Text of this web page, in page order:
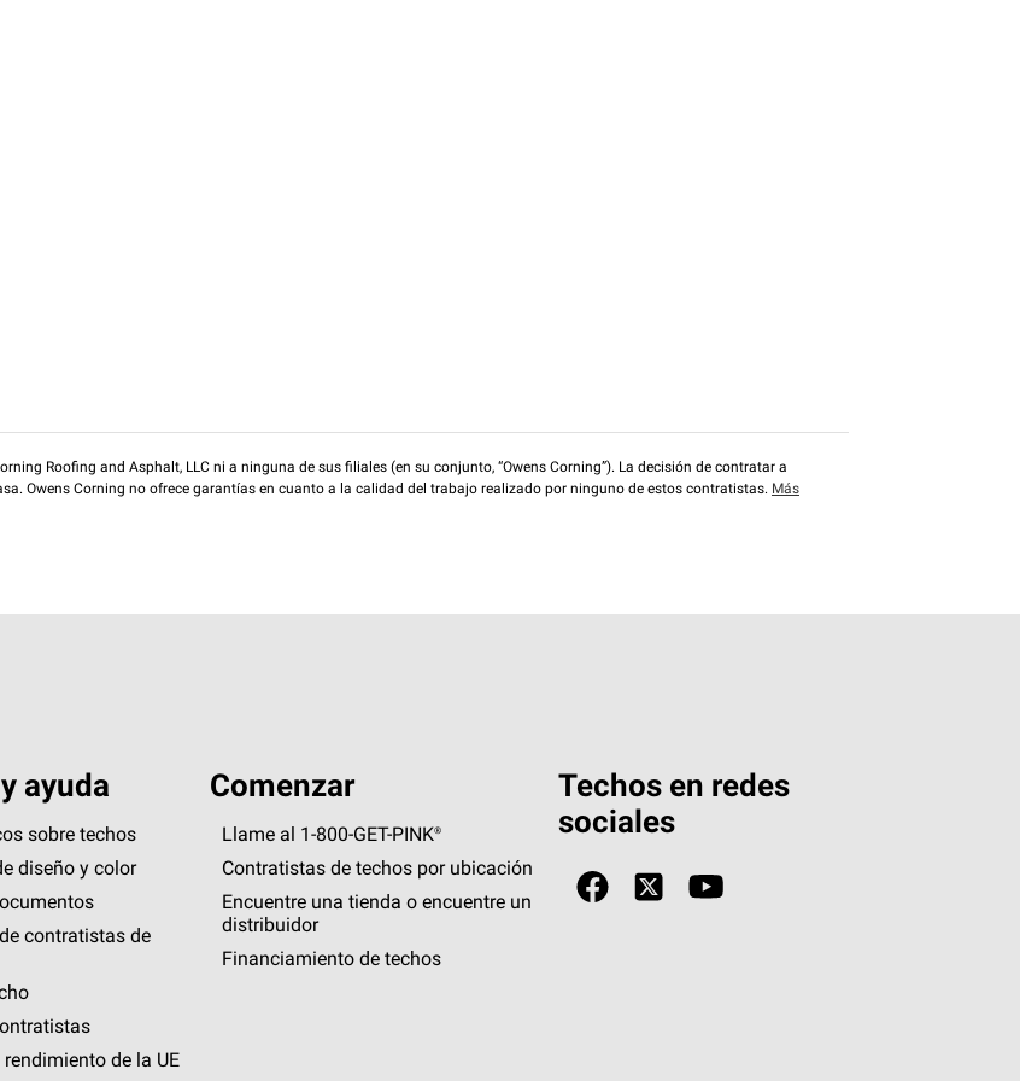
Roofing and Asphalt, LLC ni a ninguna de sus filiales (en su conjunto, “Owens Corning”). La decisión de contratar a
Owens Corning no ofrece garantías en cuanto a la calidad del trabajo realizado por ninguno de estos contratistas. Más
ayuda
sobre techos
diseño y color
contratistas de
de la UE
Comenzar
Llame al 1-800-GET -PINK®
Contratistas de techos por ubicación
Encuentre una tienda o encuentre un
distribuidor
Financiamiento de techos
Techos en redes
sociales